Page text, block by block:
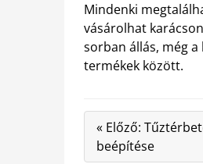
Mindenki
vásárolhat
sorban állás, még
termékek között.
« Előző:
beépítése